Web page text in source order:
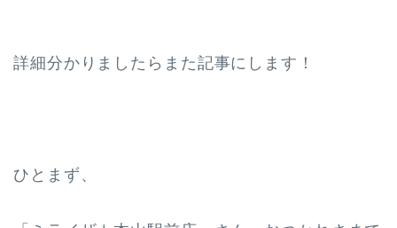
詳細分かりましたらまた記事にします！
ひとまず、